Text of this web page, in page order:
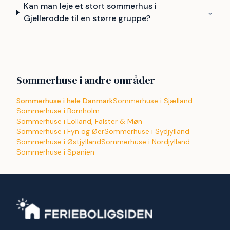
Kan man leje et stort sommerhus i
Gjellerodde til en større gruppe?
⌄
Sommerhuse i andre områder
Sommerhuse i hele DanmarkSommerhuse i Sjælland
Sommerhuse i Bornholm
Sommerhuse i Lolland, Falster & Møn
Sommerhuse i Fyn og ØerSommerhuse i Sydjylland
Sommerhuse i ØstjyllandSommerhuse i Nordjylland
Sommerhuse i Spanien